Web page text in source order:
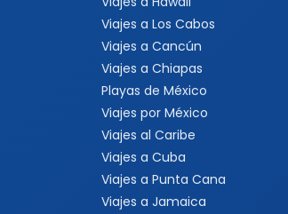
Viajes a Los Cabos
Viajes a Cancún
Viajes a Chiapas
Playas de México
Viajes por México
Viajes al Caribe
Viajes a Cuba
Viajes a Punta Cana
Viajes a Jamaica